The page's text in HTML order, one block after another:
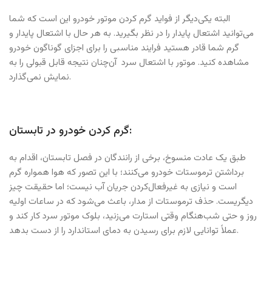
البته یکی‌دیگر از فواید گرم کردن موتور خودرو این است که شما
می‌توانید اشتعال پایدار را در نظر بگیرید. به هر حال با اشتعال پایدار و
گرم شما قادر هستید فرایند مناسبی را برای اجزای گوناگون خودرو
مشاهده کنید. موتور با اشتعال سرد آن‌چنان نتیجه قابل قبولی را به
نمایش نمی‌گذارد.
گرم کردن خودرو در تابستان:
طبق یک عادت منسوخ، برخی از رانندگان در فصل تابستان، اقدام به
برداشتن ترموستات خودرو می‌کنند؛ با این تصور که هوا همواره گرم
است و نیازی به غیرفعال‌کردن جریان آب نیست؛ اما حقیقت چیز
دیگریست. حذف ترموستات از مدار، باعث می‌شود که در ساعات اولیه
روز و حتی شب‌هنگام وقتی استارت می‌زنید، بلوک موتور سرد کار کند و
عملاً توانایی لازم برای رسیدن به دمای استاندارد را از دست بدهد.